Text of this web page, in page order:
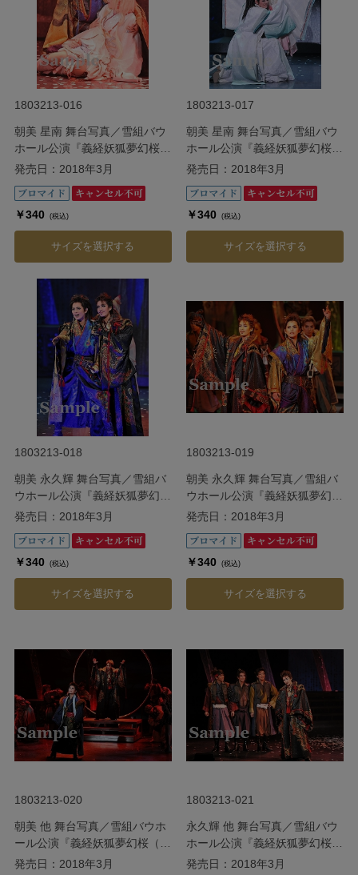
1803213-016
朝美 星南 舞台写真／雪組バウ
ホール公演『義経妖狐夢幻桜
（よしつねようこむげんざく
発売日：2018年3月
￥340 (税込)
サイズを選択する
1803213-017
朝美 星南 舞台写真／雪組バウ
ホール公演『義経妖狐夢幻桜
（よしつねようこむげんざく
発売日：2018年3月
￥340 (税込)
サイズを選択する
1803213-018
朝美 永久輝 舞台写真／雪組バ
ウホール公演『義経妖狐夢幻桜
（よしつねようこむげんざく
発売日：2018年3月
￥340 (税込)
サイズを選択する
1803213-019
朝美 永久輝 舞台写真／雪組バ
ウホール公演『義経妖狐夢幻桜
（よしつねようこむげんざく
発売日：2018年3月
￥340 (税込)
サイズを選択する
1803213-020
朝美 他 舞台写真／雪組バウホ
ール公演『義経妖狐夢幻桜（よ
しつねようこむげんざくら）』
発売日：2018年3月
1803213-021
永久輝 他 舞台写真／雪組バウ
ホール公演『義経妖狐夢幻桜
（よしつねようこむげんざく
発売日：2018年3月